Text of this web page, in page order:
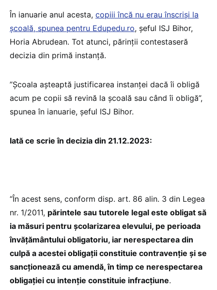
În ianuarie anul acesta, copiii încă nu erau înscriși la
școală, spunea pentru Edupedu.ro, șeful ISJ Bihor,
Horia Abrudean. Tot atunci, părinții contestaseră
decizia din primă instanță.
”Școala așteaptă justificarea instanței dacă îi obligă
acum pe copii să revină la școală sau când îi obligă”,
spunea în ianuarie, șeful ISJ Bihor.
Iată ce scrie în decizia din 21.12.2023:
“În acest sens, conform disp. art. 86 alin. 3 din Legea
nr. 1/2011, părintele sau tutorele legal este obligat să
ia măsuri pentru școlarizarea elevului, pe perioada
învățământului obligatoriu, iar nerespectarea din
culpă a acestei obligaţii constituie contravenţie şi se
sancţionează cu amendă, în timp ce nerespectarea
obligaţiei cu intenţie constituie infracţiune.